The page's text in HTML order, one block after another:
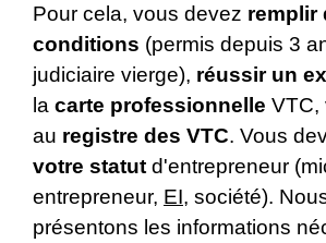
Pour cela, vous devez remplir
conditions (permis depuis 3
judiciaire vierge), réussir un
la carte professionnelle VTC,
au registre des VTC. Vous
votre statut d'entrepreneur
entrepreneur, EI, société).
présentons les informations